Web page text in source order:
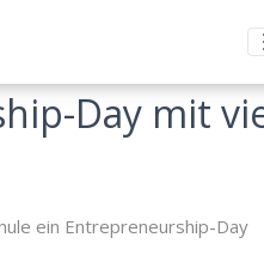
Day mit
ein Entrepreneurship-Day